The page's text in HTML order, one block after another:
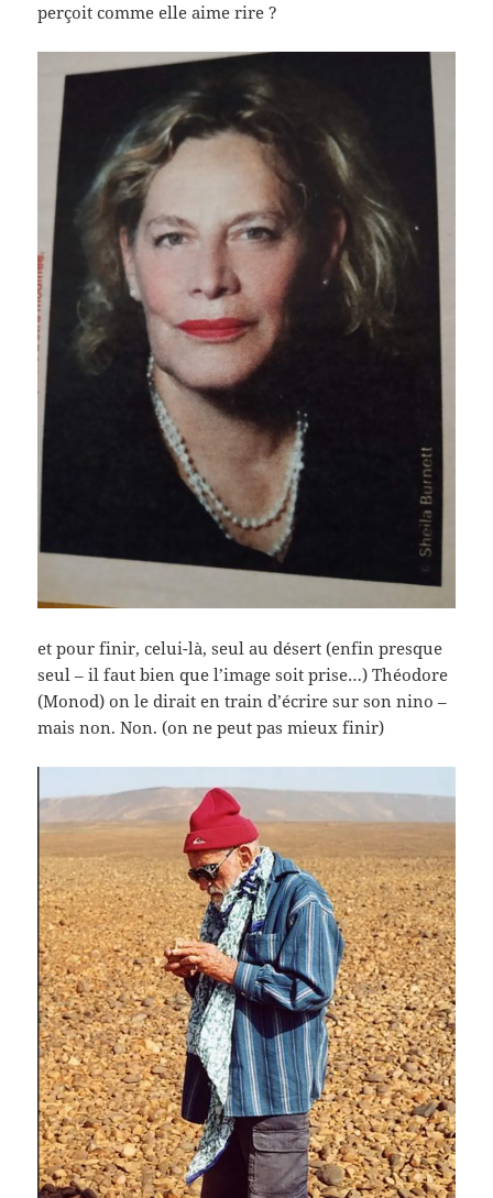
perçoit comme elle aime rire ?
et pour finir, celui-là, seul au désert (enfin presque
seul – il faut bien que l’image soit prise…) Théodore
(Monod) on le dirait en train d’écrire sur son nino –
mais non. Non. (on ne peut pas mieux finir)